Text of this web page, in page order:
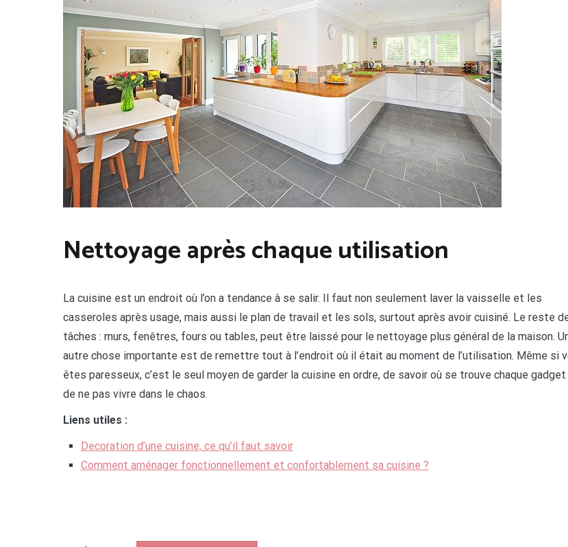
Nettoyage après chaque utilisation
La cuisine est un endroit où l’on a tendance à se salir. Il faut non seulement laver la vaisselle et les
casseroles après usage, mais aussi le plan de travail et les sols, surtout après avoir cuisiné. Le reste
tâches : murs, fenêtres, fours ou tables, peut être laissé pour le nettoyage plus général de la maison.
autre chose importante est de remettre tout à l’endroit où il était au moment de l’utilisation. Même si
êtes paresseux, c’est le seul moyen de garder la cuisine en ordre, de savoir où se trouve chaque
de ne pas vivre dans le chaos.
Liens utiles :
Decoration d’une cuisine, ce qu’il faut savoir
Comment aménager fonctionnellement et confortablement sa cuisine ?